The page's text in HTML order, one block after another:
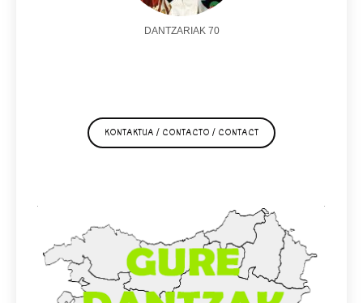
DANTZARIAK 70
KONTAKTUA / CONTACTO / CONTACT